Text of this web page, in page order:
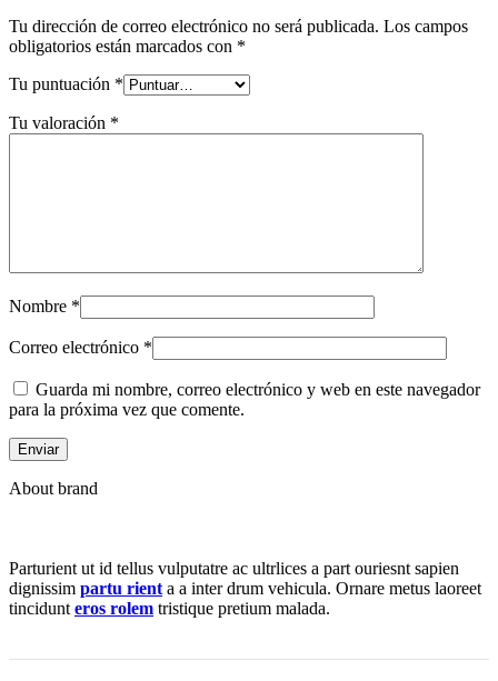
Tu dirección de correo electrónico no será publicada. Los campos
obligatorios están marcados con *
Tu puntuación *
Tu valoración *
Nombre *
Correo electrónico *
Guarda mi nombre, correo electrónico y web en este navegador
para la próxima vez que comente.
About brand
Parturient ut id tellus vulputatre ac ultrlices a part ouriesnt sapien
dignissim partu rient a a inter drum vehicula. Ornare metus laoreet
tincidunt eros rolem tristique pretium malada.